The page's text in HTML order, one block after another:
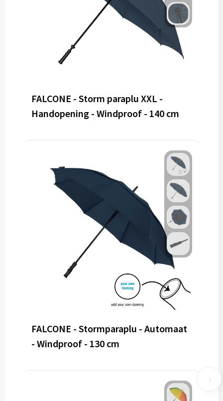
FALCONE - Storm paraplu XXL -
Handopening - Windproof - 140 cm
FALCONE - Stormparaplu - Automaat
- Windproof - 130 cm